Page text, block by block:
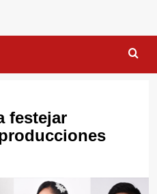
festejar